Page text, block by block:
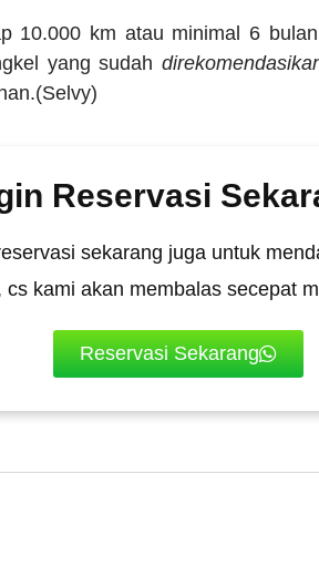
10.000 km atau minimal 6
yang sudah
Reservasi
sekarang juga untuk
cs kami akan membalas secepat
Reservasi Sekarang